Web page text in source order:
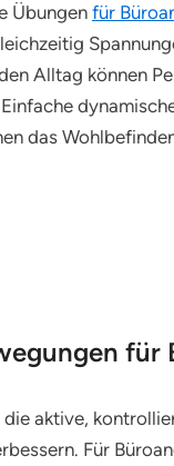
Übungenfür
Alltag können
das
für
aktive,
Für